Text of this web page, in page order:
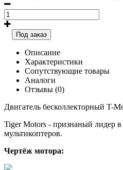
Под заказ
Описание
Характеристики
Сопутствующие товары
Аналоги
Отзывы (0)
Двигатель бесколлекторный T-
Tiger Motors - признаный лидер в
мультикоптеров.
Чертёж мотора: